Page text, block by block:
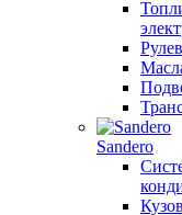
Sandero